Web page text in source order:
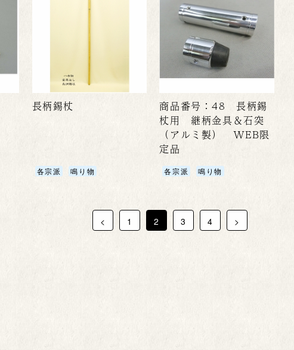
長柄錫杖
各宗派 鳴り物
商品番号：48 長柄錫
杖用 継柄金具＆石突
（アルミ製） WEB限
定品
各宗派 鳴り物
< 1 2 3 4 >